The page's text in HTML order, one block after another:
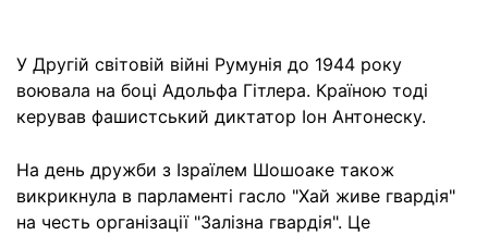
У Другій світовій війні Румунія до 1944 року
воювала на боці Адольфа Гітлера. Країною тоді
керував фашистський диктатор Іон Антонеску.
На день дружби з Ізраїлем Шошоаке також
викрикнула в парламенті гасло "Хай живе гвардія"
на честь організації "Залізна гвардія". Це